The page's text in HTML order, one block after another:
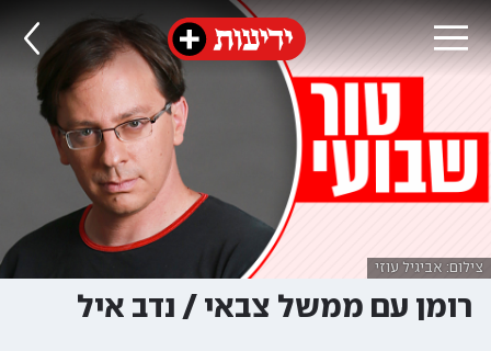
צילום: אביגיל עוזי
רומן עם ממשל צבאי / נדב איל